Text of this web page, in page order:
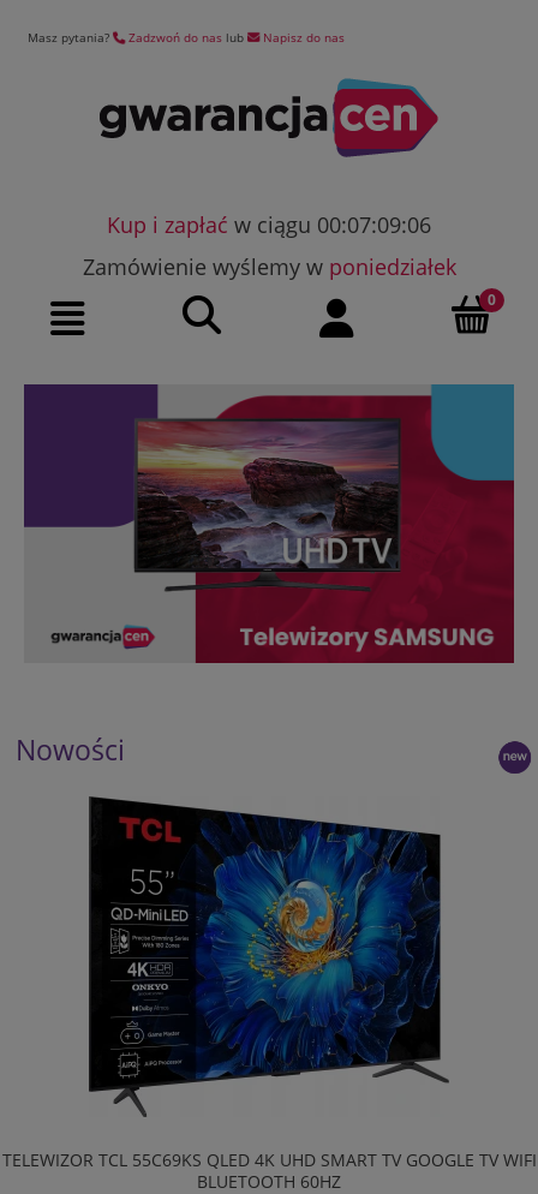
Masz pytania? Zadzwoń do nas lub Napisz do nas
Kup i zapłać w ciągu 00:07:09:05
Zamówienie wyślemy w poniedziałek
Nowości
TCL 55C69KS QLED 4K UHD SMART TV GOOGLE TV WIFI
BLUETOOTH 60HZ